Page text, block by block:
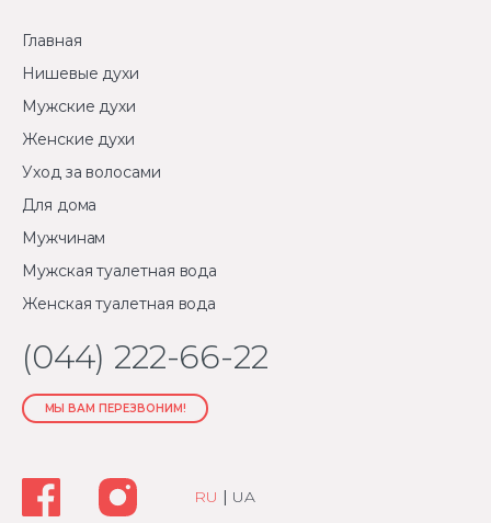
Главная
Нишевые духи
Мужские духи
Женские духи
Уход за волосами
Для дома
Мужчинам
Мужская туалетная вода
Женская туалетная вода
(044) 222-66-22
МЫ ВАМ ПЕРЕЗВОНИМ!
RU | UA